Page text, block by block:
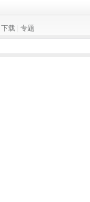
下载 专题